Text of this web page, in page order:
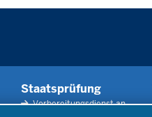
Staatsprüfung
Vorbereitungsdienst an